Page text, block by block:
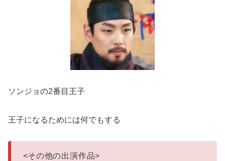
ソンジョの2番目王子
王子になるためには何でもする
<その他の出演作品>